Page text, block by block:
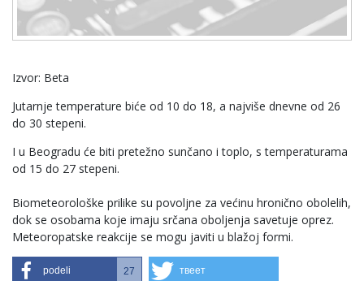
Izvor: Beta
Jutarnje temperature biće od 10 do 18, a najviše dnevne od 26
do 30 stepeni.
I u Beogradu će biti pretežno sunčano i toplo, s temperaturama
od 15 do 27 stepeni.
Biometeorološke prilike su povolјne za većinu hronično obolelih,
dok se osobama koje imaju srčana obolјenja savetuje oprez.
Meteoropatske reakcije se mogu javiti u blažoj formi.
podeli 27 твеет